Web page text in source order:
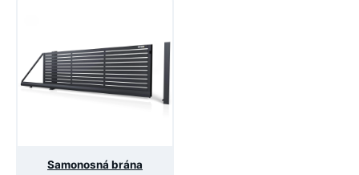
Samonosná brána